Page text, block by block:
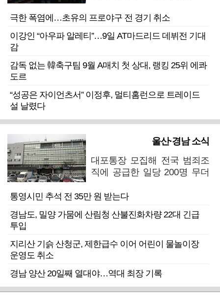
극한 폭염에…초유의 프로야구 전 경기 취소
이강인 “아우파 알레티”…9일 AT마드리드 데뷔전 기대
감
감독 없는 韓축구팀 9월 A매치 첫 상대, 랭킹 25위 에콰
도르
“성공은 자이언츠서” 이정후, 멀티홈런으로 트레이드
설 날렸다
울산·경남 소식
대포통장 모집해 전국 범죄조
직에 공급한 일당 200명 무더
통영시민 추석 전 35만 원 받는다
경남도, 밀양 가뭄에 산림청 산불진화차량 22대 긴급
투입
지리산 기슭 산청군, 제한급수 이어 어린이 물놀이장
운영도 취소
경남 양산 20일째 열대야…역대 최장 기록